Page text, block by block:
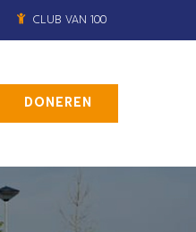
CLUB VAN 100
DONEREN